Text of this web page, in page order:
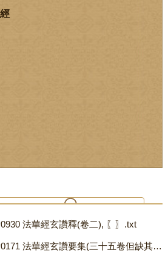
阁-02-X-卍續藏
法華經玄讚釋(卷二), 〖〗.txt
第0638部卍續藏第34册P0171 法華經玄讚要集(三十五卷但缺其中四卷), 〖唐．棲復集〗.txt